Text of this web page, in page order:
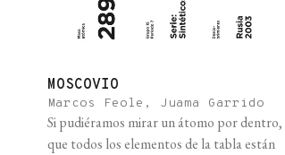
MOSCOVIO
Marcos Feole, Juama Garrido
Si pudiéramos mirar un átomo por dentro,
que todos los elementos de la tabla están